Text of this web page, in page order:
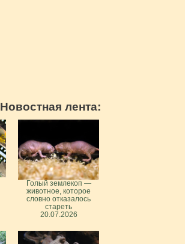
Новостная лента:
Голый землекоп —
животное, которое
словно отказалось
стареть
20.07.2026